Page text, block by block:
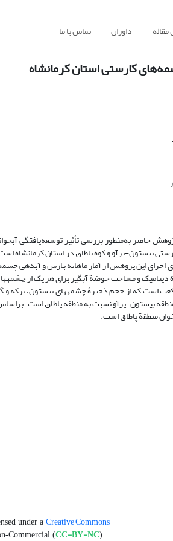
داوران تماس با ما
کارستی استان کرمانشاه
حاضر به‌منظور بررسی تأثیر توسعه‌یافتگی
اجرای این پژوهش از آمار ماهانة بارش و آبدهی
دینامیک و مساحت حوضة آبگیر برای هر یک از
بیستون-پرآو نسبت به منطقة پاطاق است.
منطقة پاطاق است.
under a Creative Commons
Commercial (CC-BY-NC)